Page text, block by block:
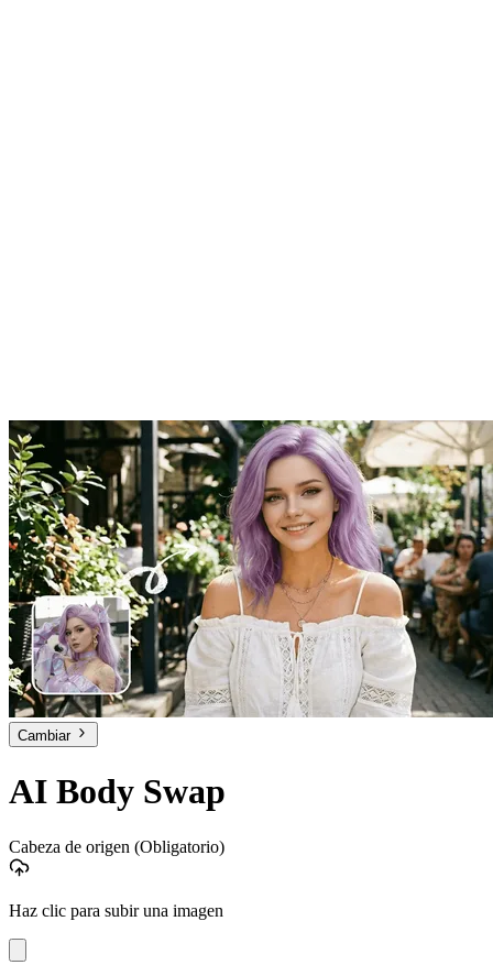
Cambiar
AI Body Swap
Cabeza de origen (Obligatorio)
Haz clic para subir una imagen